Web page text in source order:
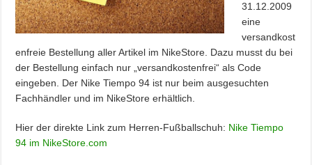
31.12.2009
eine
versandkost
enfreie Bestellung aller Artikel im NikeStore. Dazu musst du bei
der Bestellung einfach nur „versandkostenfrei“ als Code
eingeben. Der Nike Tiempo 94 ist nur beim ausgesuchten
Fachhändler und im NikeStore erhältlich.
Hier der direkte Link zum Herren-Fußballschuh: Nike Tiempo
94 im NikeStore.com